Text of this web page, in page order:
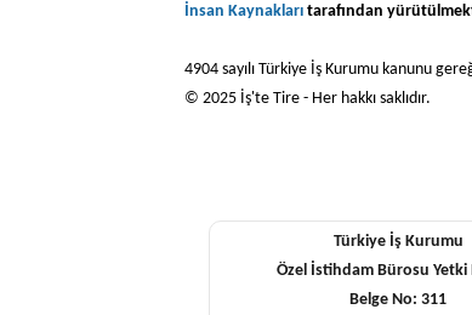
İnsan Kaynakları tarafından
4904 sayılı Türkiye İş Kurumu kanunu
© 2025 İş'te Tire - Her hakkı saklıdır.
Türkiye İş Kurumu
Özel İstihdam Bürosu Yetki
Belge No: 311